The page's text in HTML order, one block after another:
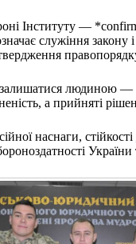
Інституту —
служіння
людиною
а прийняті
наснаги,